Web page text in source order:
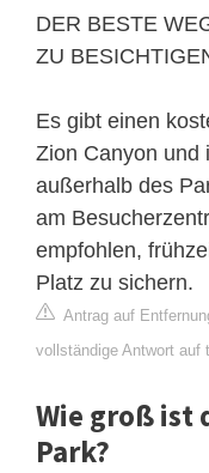
DER BESTE
ZU
Es gibt einen
Zion Canyon und
außerhalb des
am
empfohlen,
Platz zu sichern.
Antrag auf
vollständige Antwort auf
Wie groß ist
Park?